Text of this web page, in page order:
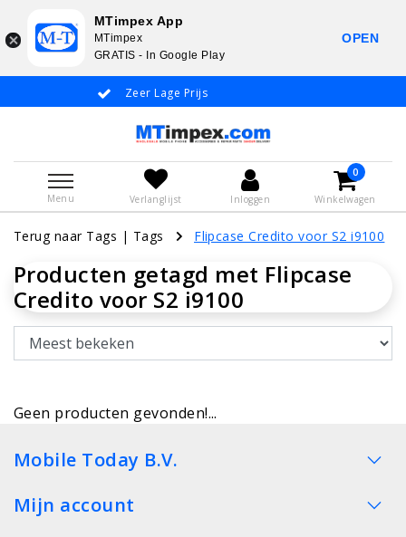
Zeer Lage Prijs
Menu Verlanglijst Inloggen
0
Winkelwagen
Terug naar Tags | Tags Flipcase Credito voor S2 i9100
Producten getagd met Flipcase
Credito voor S2 i9100
Geen producten gevonden!...
Mobile Today B.V.
Mijn account
MTimpex App
MTimpex
GRATIS - In Google Play
OPEN